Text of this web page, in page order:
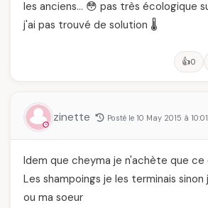
les anciens… 😳 pas très écologique
j'ai pas trouvé de solution 🌡️
👍0
zinette Posté le 10 May 2015 à 10:01
Idem que cheyma je n'achète que ce
Les shampoings je les terminais
ou ma soeur